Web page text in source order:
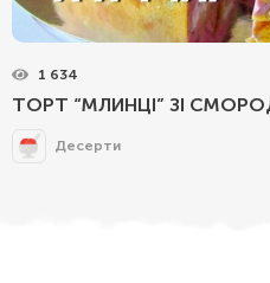
1 634
ТОРТ “МЛИНЦІ” ЗІ
Десерти